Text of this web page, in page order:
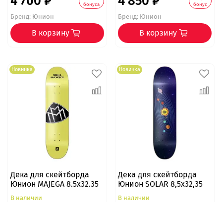
бонуса
Бренд:Юнион
В корзину
бонус
Бренд:Юнион
В корзину
Новинка
Дека для скейтборда
Юнион MAJEGA 8.5x32.35
В наличии
Новинка
Дека для скейтборда
Юнион SOLAR 8,5x32,35
В наличии